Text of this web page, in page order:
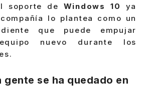
soporte de Windows 10
ya
lo plantea como un
que puede empujar
nuevo durante los
gente se ha quedado en